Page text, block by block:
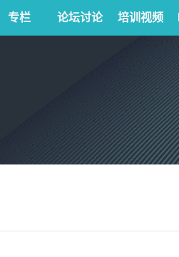
专栏 论坛讨论 培训视频